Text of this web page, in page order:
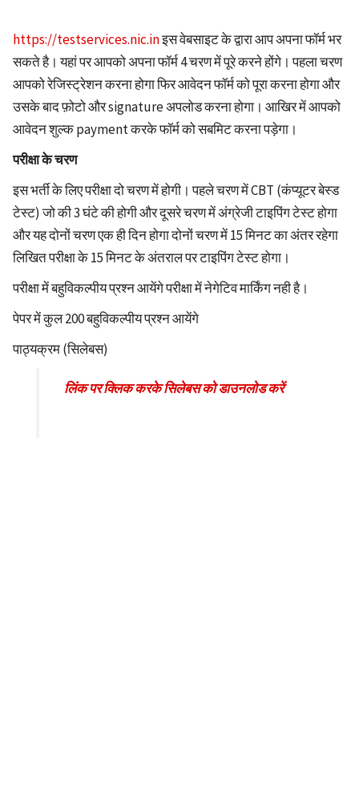
https://testservices.nic.inइस वेबसाइट के द्वारा आप अपना फॉर्म भर
सकते है। यहां पर आपको अपना फॉर्म 4 चरण में पूरे करने होंगे। पहला चरण
आपको रेजिस्ट्रेशन करना होगा फिर आवेदन फॉर्म को पूरा करना होगा और
उसके बाद फ़ोटो और signature अपलोड करना होगा। आखिर में आपको
आवेदन शुल्क payment करके फॉर्म को सबमिट करना पड़ेगा।
परीक्षा के चरण
इस भर्ती के लिए परीक्षा दो चरण में होगी। पहले चरण में CBT (कंप्यूटर बेस्ड
टेस्ट) जो की 3 घंटे की होगी और दूसरे चरण में अंग्रेजी टाइपिंग टेस्ट होगा
और यह दोनों चरण एक ही दिन होगा दोनों चरण में 15 मिनट का अंतर रहेगा
लिखित परीक्षा के 15 मिनट के अंतराल पर टाइपिंग टेस्ट होगा।
परीक्षा में बहुविकल्पीय प्रश्न आयेंगे परीक्षा में नेगेटिव मार्किंग नही है।
पेपर में कुल 200 बहुविकल्पीय प्रश्न आयेंगे
पाठ्यक्रम (सिलेबस)
लिंक पर क्लिक करके सिलेबस को डाउनलोड करें